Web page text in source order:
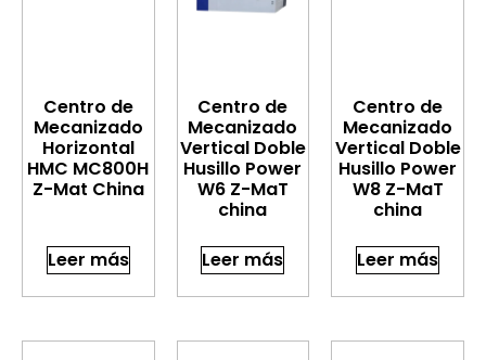
Centro de
Mecanizado
Horizontal
HMC MC800H
Z-Mat China
Leer más
Centro de
Mecanizado
Vertical Doble
Husillo Power
W6 Z-MaT
china
Leer más
Centro de
Mecanizado
Vertical Doble
Husillo Power
W8 Z-MaT
china
Leer más